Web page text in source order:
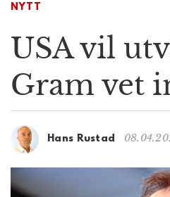
NYTT
USA vil
Gram vet
Hans Rustad